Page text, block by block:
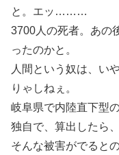
と。エッ………
3700人の死者。あの
ったのかと。
人間という奴は、い
りゃしねぇ。
岐阜県で内陸直下型
独自で、算出したら、
そんな被害がでると